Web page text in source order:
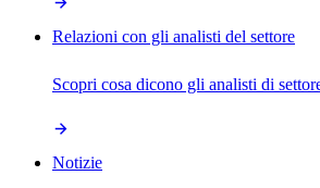
Relazioni con gli analisti del settore
Scopri cosa dicono gli analisti di
Notizie